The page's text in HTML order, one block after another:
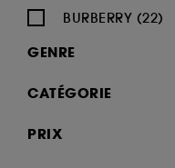
BURBERRY (22)
BVLGARI (12)
CACHAREL (24)
GENRE
Femme (1378)
Mixte (492)
CATÉGORIE
Parfum
PRIX